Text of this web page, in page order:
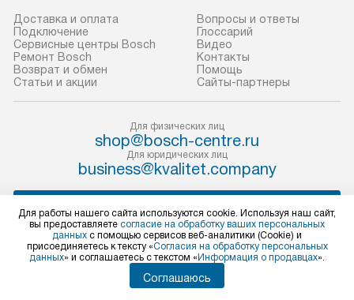
прибор до двери или прихожей.
Если необходимо переместить
прибор до места установки,
пожалуйста, предварительно
уточните это с менеджером.
За данную услугу взимается
дополнительная плата. Важно
учитывать, что если размеры
прибора не позволяют ему пройти
демонтировать дверцы, ручки или
другие выступающие элементы, так
как это может привести к отказу
в гарантийном ремонте в будущем.
установленной
к воде, крана и
разблокировку
монтаж техники
на место с
подключение к
Доставка и оплата
Подключение
Сервисные центры Bosch
Ремонт Bosch
Возврат и обмен
Статьи и акции
Вопросы и ответы
Глоссарий
Видео
Контакты
Помощь
Сайты-партнеры
Для физических лиц
shop@bosch-centre.ru
Для юридических лиц
business@kvalitet.company
Политика конфиденциальности
Условия продажи
Карта сайта
Для работы нашего сайта используются cookie. Используя наш сайт,
вы предоставляете согласие на обработку ваших персональных
данных с помощью сервисов веб-аналитики (Cookie) и
присоединяетесь к тексту «Согласия на обработку персональных
данных» и соглашаетесь с текстом « Информация о продавцах».
Соглашаюсь